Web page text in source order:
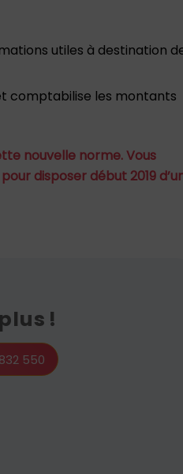
utiles à destination
comptabilise les montants
nouvelle norme. Vous
disposer début 2019
!
550